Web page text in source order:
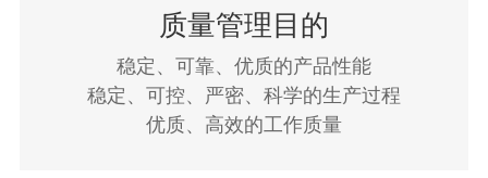
质量管理目的
稳定、可靠、优质的产品性能
稳定、可控、严密、科学的生产过程
优质、高效的工作质量